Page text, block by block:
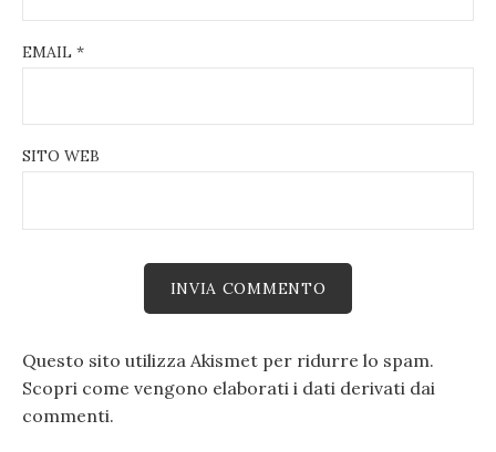
EMAIL *
SITO WEB
Questo sito utilizza Akismet per ridurre lo spam.
Scopri come vengono elaborati i dati derivati dai
commenti.